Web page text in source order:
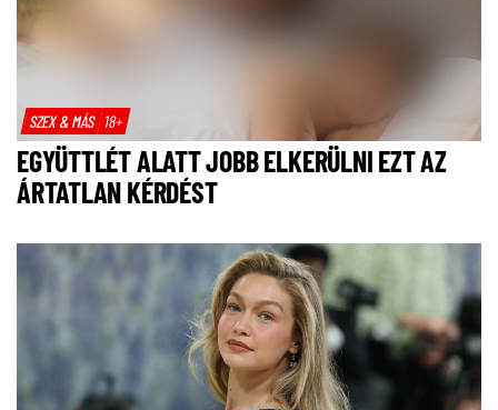
SZEX & MÁS 18+
EGYÜTTLÉT ALATT JOBB ELKERÜLNI EZT AZ
ÁRTATLAN KÉRDÉST